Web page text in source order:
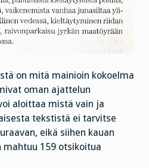
on mitä mainioin kokoelma
oman ajattelun
aloittaa mistä vain ja
tekstistä ei tarvitse
eikä siihen kauan
mahtuu 159 otsikoitua